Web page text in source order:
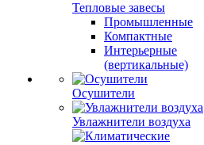
Тепловые завесы
Промышленные
Компактные
Интерьерные
(вертикальные)
Осушители
Увлажнители воздуха